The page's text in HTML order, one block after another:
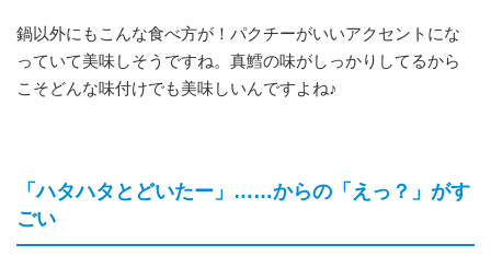
鍋以外にもこんな食べ方が！パクチーがいいアクセントにな
っていて美味しそうですね。真鱈の味がしっかりしてるから
こそどんな味付けでも美味しいんですよね♪
「ハタハタとどいたー」……からの「えっ？」がす
ごい